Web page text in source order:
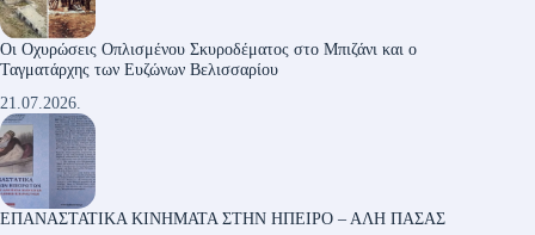
Οι Οχυρώσεις Οπλισμένου Σκυροδέματος στο Μπιζάνι και ο
Ταγματάρχης των Ευζώνων Βελισσαρίου
21.07.2026.
ΕΠΑΝΑΣΤΑΤΙΚΑ ΚΙΝΗΜΑΤΑ ΣΤΗΝ ΗΠΕΙΡΟ – ΑΛΗ ΠΑΣΑΣ